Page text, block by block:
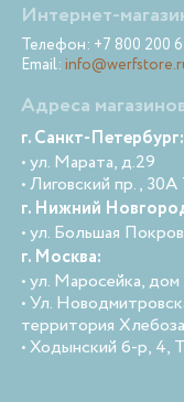
Интернет-
Телефон: +7 800 200
Email:
Адреса
г. Санкт-Петербург:
• ул. Марата, д.29
• Лиговский пр.,
г. Нижний
• ул. Большая
г. Москва:
• ул. Маросейка,
• Ул.
территория
• Ходынский б-р, 4,